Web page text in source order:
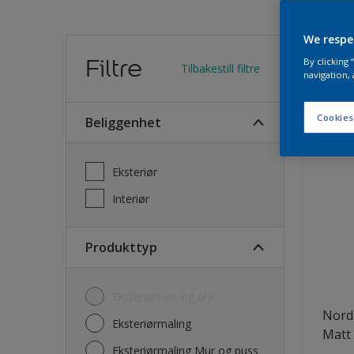
Filtre Tilbakestill filtre
Beliggenhet
Eksteriør
Interiør
Produkttyp
Eksteriørmaling
Eksteriørmaling Mur og puss
Matt
We
By clicking
navigation,